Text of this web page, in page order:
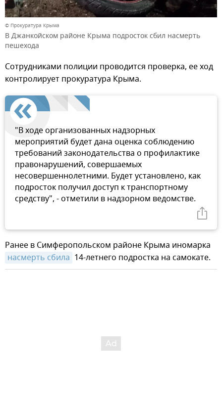
© Прокуратура Крыма
В Джанкойском районе Крыма подросток сбил насмерть
пешехода
Сотрудниками полиции проводится проверка, ее ход
контролирует прокуратура Крыма.
"В ходе организованных надзорных
мероприятий будет дана оценка соблюдению
требований законодательства о профилактике
правонарушений, совершаемых
несовершеннолетними. Будет установлено, как
подросток получил доступ к транспортному
средству", - отметили в надзорном ведомстве.
Ранее в Симферопольском районе Крыма иномарка
насмерть сбила 14-летнего подростка на самокате.